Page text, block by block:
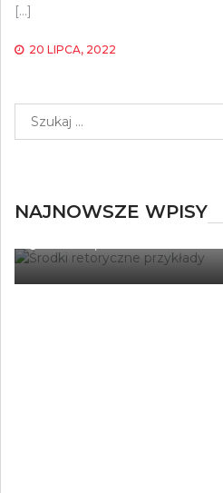
[…]
20 LIPCA, 2022
NAJNOWSZE WPISY